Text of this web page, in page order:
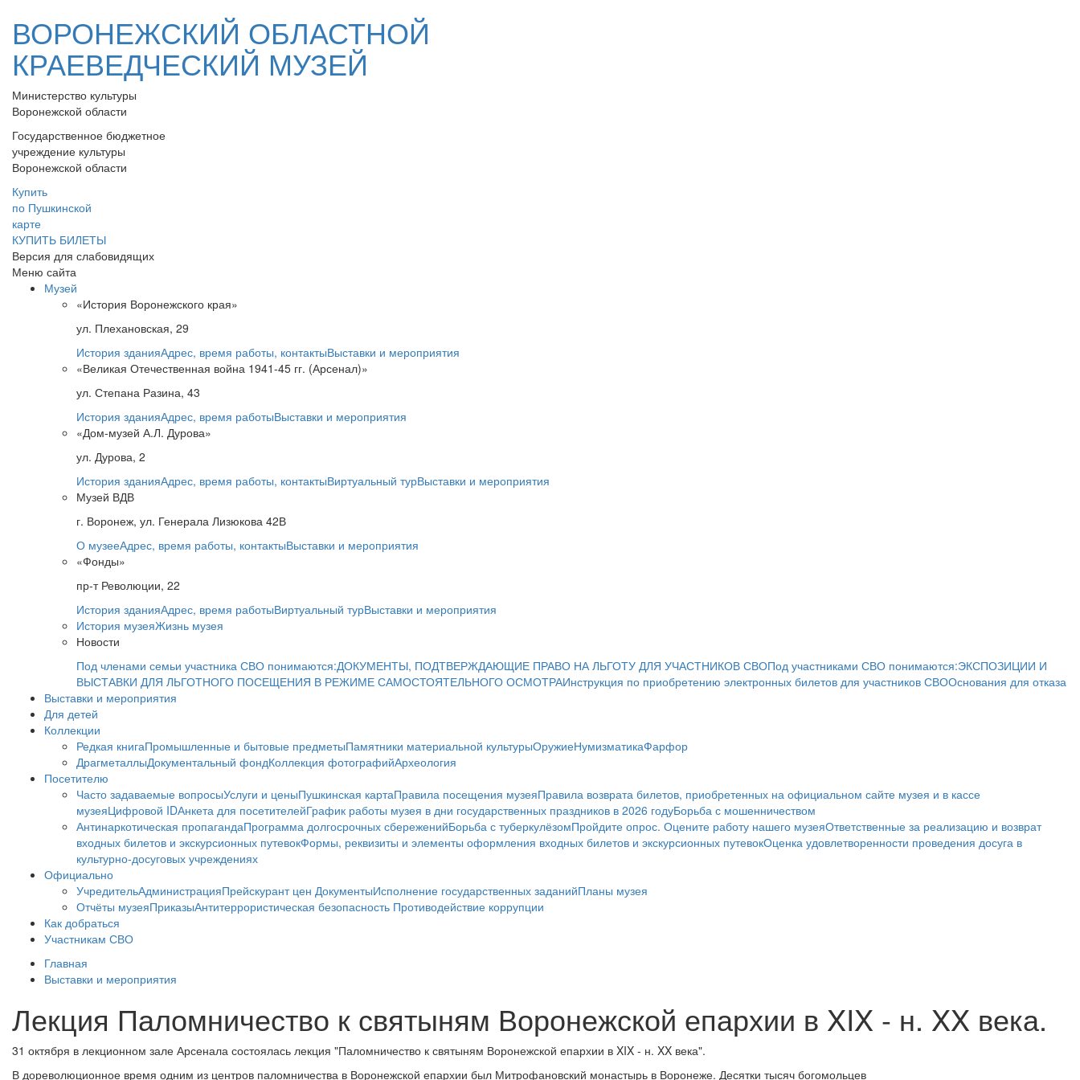
ВОРОНЕЖСКИЙ ОБЛАСТНОЙ
КРАЕВЕДЧЕСКИЙ МУЗЕЙ
Министерство культуры
Воронежской области
Государственное бюджетное
учреждение культуры
Воронежской области
Купить
по Пушкинской
карте
КУПИТЬ БИЛЕТЫ
Версия для слабовидящих
Меню сайта
Музей
«История Воронежского края»
ул. Плехановская, 29
История зданияАдрес, время работы, контактыВыставки и мероприятия
«Великая Отечественная война 1941-45 гг. (Арсенал)»
ул. Степана Разина, 43
История зданияАдрес, время работыВыставки и мероприятия
«Дом-музей А.Л. Дурова»
ул. Дурова, 2
История зданияАдрес, время работы, контактыВиртуальный турВыставки и мероприятия
Музей ВДВ
г. Воронеж, ул. Генерала Лизюкова 42В
О музееАдрес, время работы, контактыВыставки и мероприятия
«Фонды»
пр-т Революции, 22
История зданияАдрес, время работыВиртуальный турВыставки и мероприятия
История музеяЖизнь музея
Новости
Под членами семьи участника СВО понимаются:ДОКУМЕНТЫ, ПОДТВЕРЖДАЮЩИЕ ПРАВО НА ЛЬГОТУ ДЛЯ УЧАСТНИКОВ СВОПод участниками СВО понимаются:ЭКСПОЗИЦИИ И
ВЫСТАВКИ ДЛЯ ЛЬГОТНОГО ПОСЕЩЕНИЯ В РЕЖИМЕ САМОСТОЯТЕЛЬНОГО ОСМОТРАИнструкция по приобретению электронных билетов для участников СВООснования для отказа
Выставки и мероприятия
Для детей
Коллекции
Редкая книгаПромышленные и бытовые предметыПамятники материальной культурыОружиеНумизматикаФарфор
ДрагметаллыДокументальный фондКоллекция фотографийАрхеология
Посетителю
Часто задаваемые вопросыУслуги и ценыПушкинская картаПравила посещения музеяПравила возврата билетов, приобретенных на официальном сайте музея и в кассе
музеяЦифровой IDАнкета для посетителейГрафик работы музея в дни государственных праздников в 2026 годуБорьба с мошенничеством
Антинаркотическая пропагандаПрограмма долгосрочных сбереженийБорьба с туберкулёзомПройдите опрос. Оцените работу нашего музеяОтветственные за реализацию и возврат
входных билетов и экскурсионных путевокФормы, реквизиты и элементы оформления входных билетов и экскурсионных путевокОценка удовлетворенности проведения досуга в
культурно-досуговых учреждениях
Официально
УчредительАдминистрацияПрейскурант цен ДокументыИсполнение государственных заданийПланы музея
Отчёты музеяПриказыАнтитеррористическая безопасность Противодействие коррупции
Как добраться
Участникам СВО
Главная
Выставки и мероприятия
Лекция Паломничество к святыням Воронежской епархии в XIX - н. XX века.
31 октября в лекционном зале Арсенала состоялась лекция "Паломничество к святыням Воронежской епархии в XIX - н. XX века".
В дореволюционное время одним из центров паломничества в Воронежской епархии был Митрофановский монастырь в Воронеже. Десятки тысяч богомольцев